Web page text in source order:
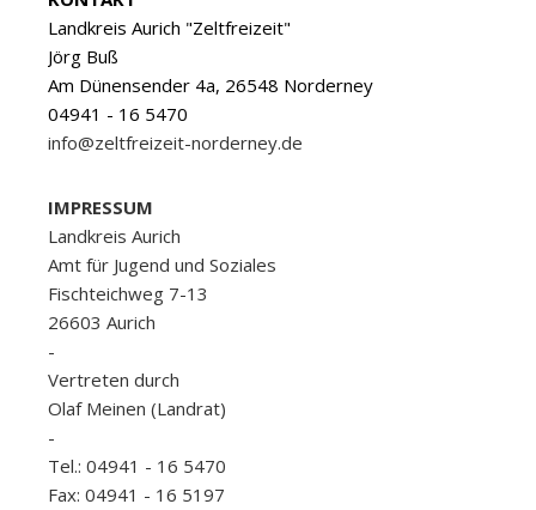
Landkreis Aurich "Zeltfreizeit"
Jörg Buß
Am Dünensender 4a, 26548 Norderney
04941 - 16 5470
info@zeltfreizeit-norderney.de
IMPRESSUM
Landkreis Aurich
Amt für Jugend und Soziales
Fischteichweg 7-13
26603 Aurich
-
Vertreten durch
Olaf Meinen (Landrat)
-
Tel.: 04941 - 16 5470
Fax: 04941 - 16 5197